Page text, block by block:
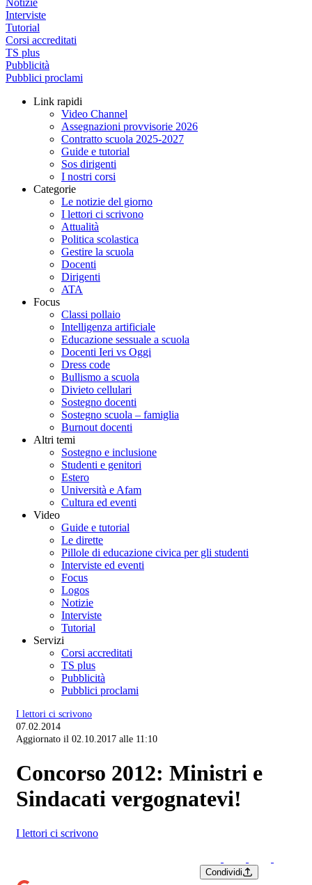
Notizie
Interviste
Tutorial
Corsi accreditati
TS plus
Pubblicità
Pubblici proclami
Link rapidi
Video Channel
Assegnazioni provvisorie 2026
Contratto scuola 2025-2027
Guide e tutorial
Sos dirigenti
I nostri corsi
Categorie
Le notizie del giorno
I lettori ci scrivono
Attualità
Politica scolastica
Gestire la scuola
Docenti
Dirigenti
ATA
Focus
Classi pollaio
Intelligenza artificiale
Educazione sessuale a scuola
Docenti Ieri vs Oggi
Dress code
Bullismo a scuola
Divieto cellulari
Sostegno docenti
Sostegno scuola – famiglia
Burnout docenti
Altri temi
Sostegno e inclusione
Studenti e genitori
Estero
Università e Afam
Cultura ed eventi
Video
Guide e tutorial
Le dirette
Pillole di educazione civica per gli studenti
Interviste ed eventi
Focus
Logos
Notizie
Interviste
Tutorial
Servizi
Corsi accreditati
TS plus
Pubblicità
Pubblici proclami
I lettori ci scrivono
07.02.2014
Aggiornato il 02.10.2017 alle 11:10
Concorso 2012: Ministri e
Sindacati vergognatevi!
I lettori ci scrivono
Condividi